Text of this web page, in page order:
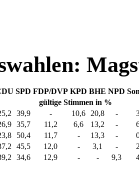
SPD FDP/DVP KPD BHE NPD
gültige Stimmen in %
39,9 - 10,6 20,8 -
35,7 11,2 6,6 13,2 -
50,4 11,7 - 13,3 -
45,5 12,0 - 3,1 -
34,6 12,9 - - 9,3